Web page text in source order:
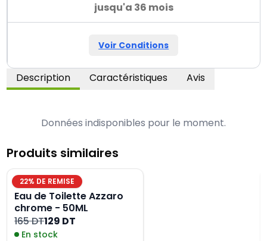
jusqu'a 36 mois
Voir Conditions
Description Caractéristiques Avis
Données indisponibles pour le moment.
Produits similaires
22% DE REMISE
Eau de Toilette Azzaro
chrome - 50ML
165 DT129 DT
En stock